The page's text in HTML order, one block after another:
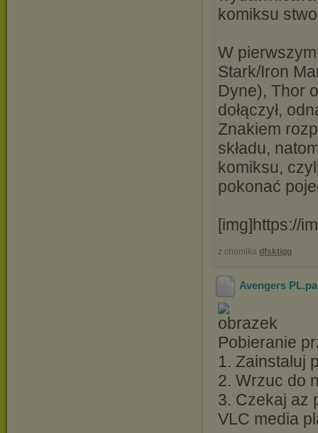
komiksu
W
Stark/Iron
Dyne), Thor
dołączył,
Znakiem
składu,
komiksu,
pokonać
[img]https://
z chomika dfsktigg
Avengers
Pobieranie
1. Zainstaluj
2. Wrzuc do
3. Czekaj az
VLC media